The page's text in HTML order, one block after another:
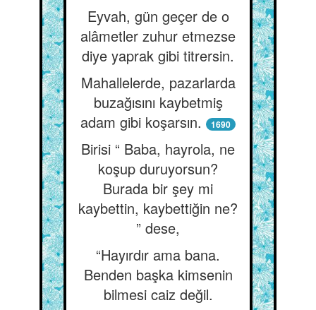
Eyvah, gün geçer de o
alâmetler zuhur etmezse
diye yaprak gibi titrersin.
Mahallelerde, pazarlarda
buzağısını kaybetmiş
adam gibi koşarsın.
1690
Birisi “ Baba, hayrola, ne
koşup duruyorsun?
Burada bir şey mi
kaybettin, kaybettiğin ne?
” dese,
“Hayırdır ama bana.
Benden başka kimsenin
bilmesi caiz değil.